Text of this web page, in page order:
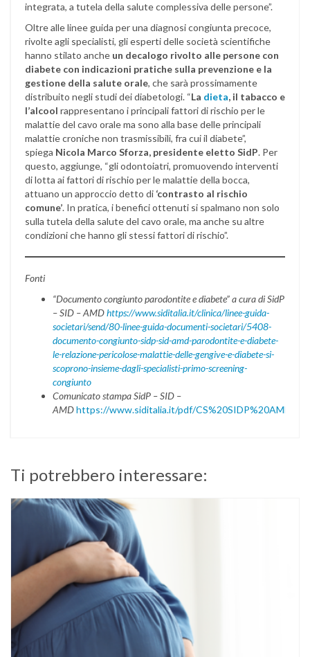
integrata, a tutela della salute complessiva delle persone”.
Oltre alle linee guida per una diagnosi congiunta precoce,
rivolte agli specialisti, gli esperti delle società scientifiche
hanno stilato anche un decalogo rivolto alle persone con
diabete con indicazioni pratiche sulla prevenzione e la
gestione della salute orale, che sarà prossimamente
distribuito negli studi dei diabetologi. “La dieta, il tabacco e
l’alcool rappresentano i principali fattori di rischio per le
malattie del cavo orale ma sono alla base delle principali
malattie croniche non trasmissibili, fra cui il diabete”,
spiega Nicola Marco Sforza, presidente eletto SidP. Per
questo, aggiunge, “gli odontoiatri, promuovendo interventi
di lotta ai fattori di rischio per le malattie della bocca,
attuano un approccio detto di ‘contrasto al rischio
comune’. In pratica, i benefici ottenuti si spalmano non solo
sulla tutela della salute del cavo orale, ma anche su altre
condizioni che hanno gli stessi fattori di rischio”.
Fonti
“Documento congiunto parodontite e diabete” a cura di SidP
– SID – AMDhttps://www.siditalia.it/clinica/linee-guida-
societari/send/80-linee-guida-documenti-societari/5408-
documento-congiunto-sidp-sid-amd-parodontite-e-diabete-
le-relazione-pericolose-malattie-delle-gengive-e-diabete-si-
scoprono-insieme-dagli-specialisti-primo-screening-
congiunto
Comunicato stampa SidP – SID –
AMDhttps://www.siditalia.it/pdf/
Ti potrebbero interessare: